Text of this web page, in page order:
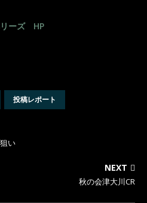
ーズ HP
投稿レポート
い
NEXT
秋の会津大川CR